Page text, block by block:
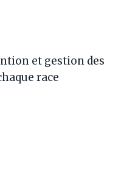
et gestion des
race